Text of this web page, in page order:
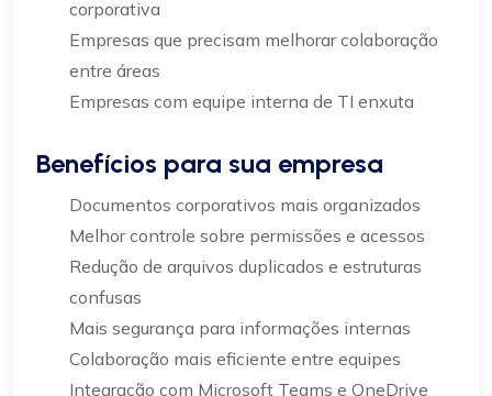
corporativa
Empresas que precisam melhorar colaboração
entre áreas
Empresas com equipe interna de TI enxuta
Benefícios para sua empresa
Documentos corporativos mais organizados
Melhor controle sobre permissões e acessos
Redução de arquivos duplicados e estruturas
confusas
Mais segurança para informações internas
Colaboração mais eficiente entre equipes
Integração com Microsoft Teams e OneDrive